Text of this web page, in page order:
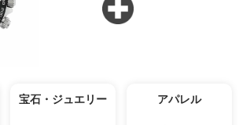
宝石・ジュエリー アパレル